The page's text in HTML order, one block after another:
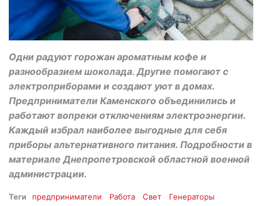
Одни радуют горожан ароматным кофе и
разнообразием шоколада. Другие помогают с
электроприборами и создают уют в домах.
Предприниматели Каменского объединились и
работают вопреки отключениям электроэнергии.
Каждый избрал наиболее выгодные для себя
приборы альтернативного питания. Подробности в
материале Днепропетровской областной военной
администрации.
Теги предприниматели Работа Свет Генераторы